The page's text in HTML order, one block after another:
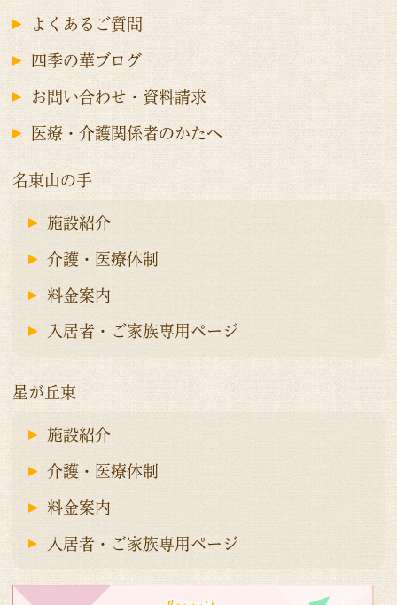
よくあるご質問
四季の華ブログ
お問い合わせ・資料請求
医療・介護関係者のかたへ
名東山の手
施設紹介
介護・医療体制
料金案内
入居者・ご家族専用ページ
星が丘東
施設紹介
介護・医療体制
料金案内
入居者・ご家族専用ページ